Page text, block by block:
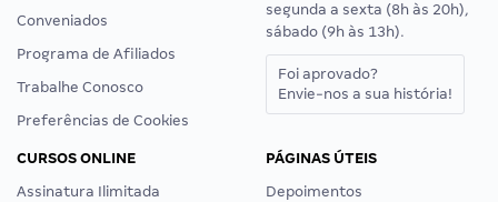
Conveniados
Programa de Afiliados
Trabalhe Conosco
Preferências de Cookies
segunda a sexta (8h às 20h),
sábado (9h às 13h).
Foi aprovado?
Envie-nos a sua história!
CURSOS ONLINE
Assinatura Ilimitada
PÁGINAS ÚTEIS
Depoimentos